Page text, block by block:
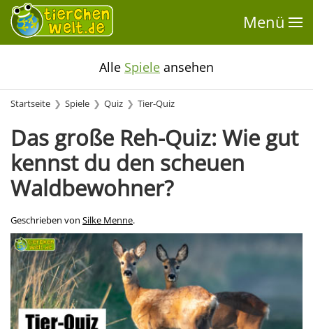
Menü
Alle Spiele ansehen
Startseite Spiele Quiz Tier-Quiz
Das große Reh-Quiz: Wie gut
kennst du den scheuen
Waldbewohner?
Geschrieben von Silke Menne.